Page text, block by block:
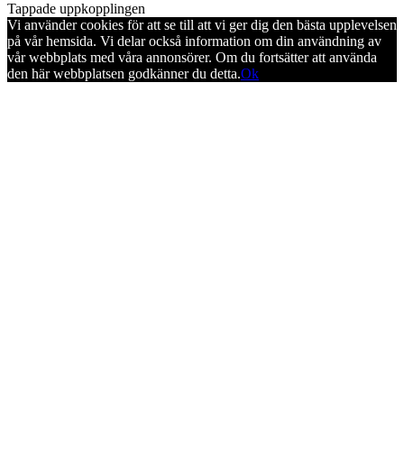
Tappade uppkopplingen
Vi använder cookies för att se till att vi ger dig den bästa upplevelsen
på vår hemsida. Vi delar också information om din användning av
vår webbplats med våra annonsörer. Om du fortsätter att använda
den här webbplatsen godkänner du detta.Ok